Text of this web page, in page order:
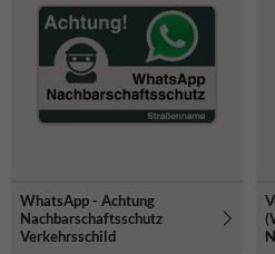
Aluminium reflektierende
Doppel Bördelrand.Der
Verkehrsfarben verfügbar und die
(Verkehrsgrau). Produktionsprozess
12899-1:2007 mit der Wahl zwischen
RA2 und RA1. Alle Verkehrszeichen
WhatsApp - Achtung
Nachbarschaftsschutz
Verkehrsschild